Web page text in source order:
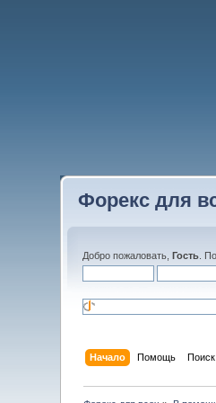
Форекс для
Добро пожаловать,Гость .
Начало Помощь Поиск